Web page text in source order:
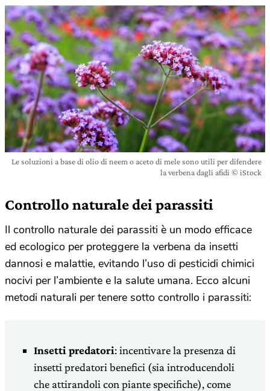
Le soluzioni a base di olio di neem o aceto di mele sono utili per difendere
la verbena dagli afidi © iStock
Controllo naturale dei parassiti
Il controllo naturale dei parassiti è un modo efficace
ed ecologico per proteggere la verbena da insetti
dannosi e malattie, evitando l’uso di pesticidi chimici
nocivi per l’ambiente e la salute umana. Ecco alcuni
metodi naturali per tenere sotto controllo i parassiti:
Insetti predatori: incentivare la presenza di
insetti predatori benefici (sia introducendoli
che attirandoli con piante specifiche), come